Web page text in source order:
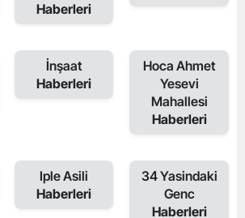
Haberleri
İnşaat
Haberleri
Hoca Ahmet
Yesevi
Mahallesi
Haberleri
Iple Asili
Haberleri
34 Yasindaki
Genc
Haberleri